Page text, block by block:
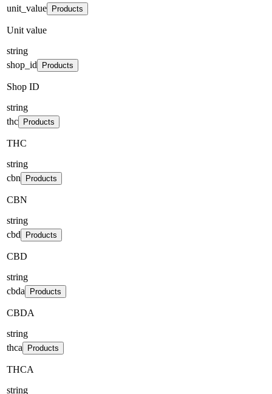
unit_value
Products
Unit value
string
shop_id
Products
Shop ID
string
thc
Products
THC
string
cbn
Products
CBN
string
cbd
Products
CBD
string
cbda
Products
CBDA
string
thca
Products
THCA
string